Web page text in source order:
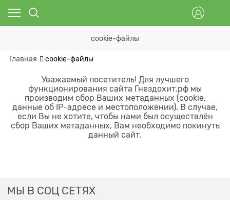
cookie-файлы
Главная cookie-файлы
Уважаемый посетитель! Для лучшего
функционирования сайта Гнездохит.рф мы
производим сбор Ваших метаданных (cookie,
данные об IP-адресе и местоположении). В случае,
если Вы не хотите, чтобы нами был осуществлён
сбор Ваших метаданных, Вам необходимо покинуть
данный сайт.
МЫ В СОЦ СЕТЯХ